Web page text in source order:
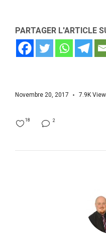
PARTAGER L'ARTICLE
Novembre 20, 2017 7.9K
2
18